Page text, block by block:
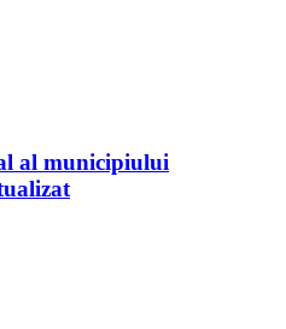
al municipiului